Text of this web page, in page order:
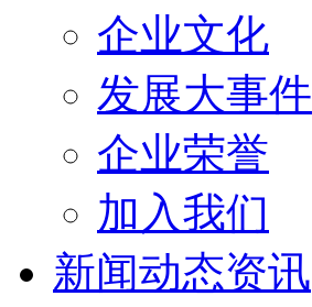
企业文化
发展大事件
企业荣誉
加入我们
新闻动态资讯